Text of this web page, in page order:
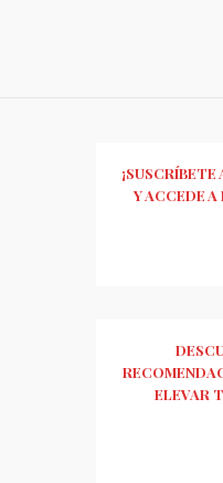
Y ACCEDE
ELEVAR